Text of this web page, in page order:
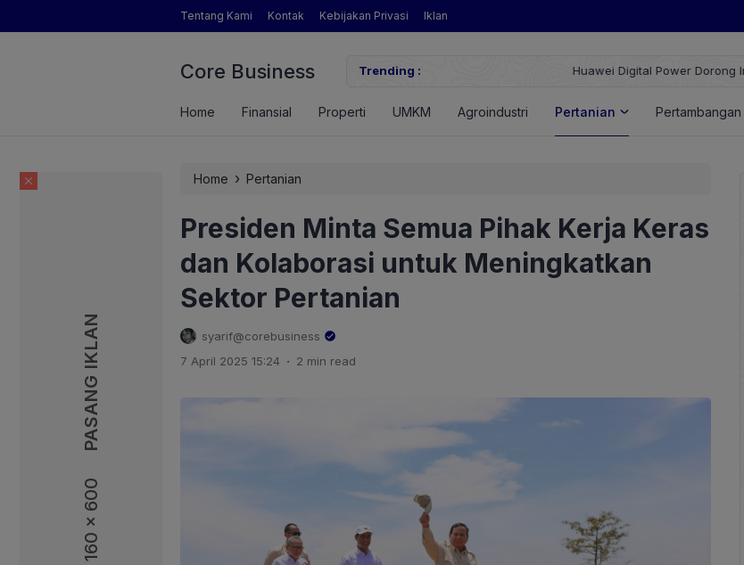
160 x 600
PASANG IKLAN
Tentang Kami Kontak Kebijakan Privasi Iklan
Core Business Trending :
Pertanian yang Dimaksud Mentan Amran?
Huawei Digital Power Dorong Indonesia Menuju
Home Finansial Properti UMKM Agroindustri Pertanian Pertambangan
160 x 600
PASANG IKLAN
Home › Pertanian
Presiden Minta Semua Pihak Kerja Keras
dan Kolaborasi untuk Meningkatkan
Sektor Pertanian
syarif@corebusiness
7 April 2025 15:24 . 2 min read